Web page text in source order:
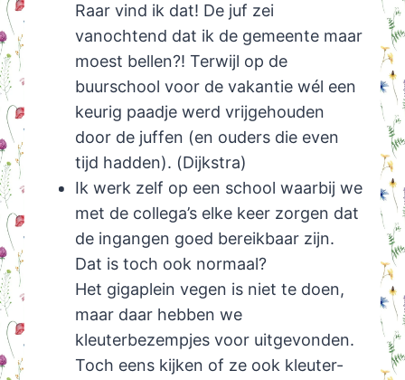
Raar vind ik dat! De juf zei
vanochtend dat ik de gemeente maar
moest bellen?! Terwijl op de
buurschool voor de vakantie wél een
keurig paadje werd vrijgehouden
door de juffen (en ouders die even
tijd hadden). (Dijkstra)
Ik werk zelf op een school waarbij we
met de collega’s elke keer zorgen dat
de ingangen goed bereikbaar zijn.
Dat is toch ook normaal?
Het gigaplein vegen is niet te doen,
maar daar hebben we
kleuterbezempjes voor uitgevonden.
Toch eens kijken of ze ook kleuter-